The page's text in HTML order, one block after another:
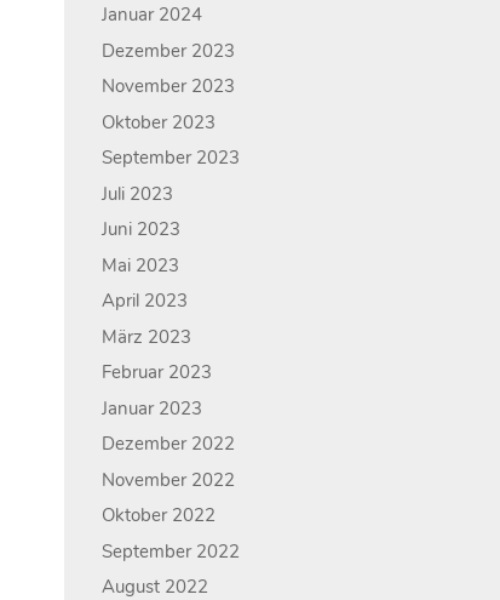
Januar 2024
Dezember 2023
November 2023
Oktober 2023
September 2023
Juli 2023
Juni 2023
Mai 2023
April 2023
März 2023
Februar 2023
Januar 2023
Dezember 2022
November 2022
Oktober 2022
September 2022
August 2022